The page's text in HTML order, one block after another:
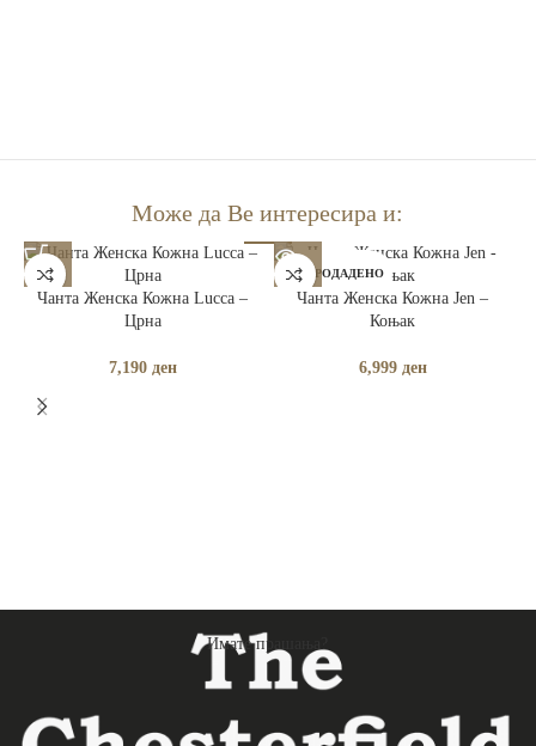
Може да Ве интересира и:
Чанта Женска Кожна Lucca –
Црна
7,190 ден
РАСПРОДАДЕНО
Чанта Женска Кожна Jen –
Коњак
6,999 ден
Имате прашања?